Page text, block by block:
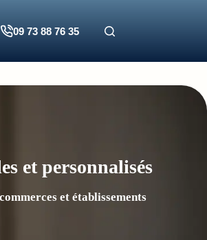
09 73 88 76 35
et personnalisés
et établissements